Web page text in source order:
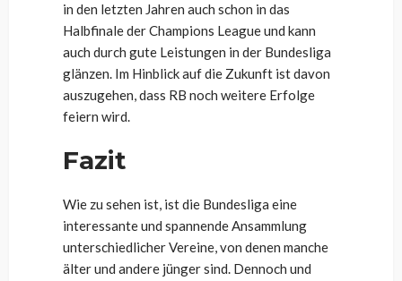
in den letzten Jahren auch schon in das
Halbfinale der Champions League und kann
auch durch gute Leistungen in der Bundesliga
glänzen. Im Hinblick auf die Zukunft ist davon
auszugehen, dass RB noch weitere Erfolge
feiern wird.
Fazit
Wie zu sehen ist, ist die Bundesliga eine
interessante und spannende Ansammlung
unterschiedlicher Vereine, von denen manche
älter und andere jünger sind. Dennoch und